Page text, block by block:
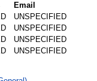
Email
UNSPECIFIED
UNSPECIFIED
UNSPECIFIED
UNSPECIFIED